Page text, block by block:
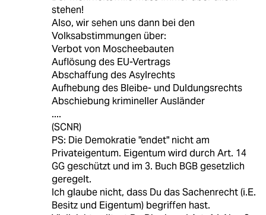
stehen!
Also, wir sehen uns dann bei den
Volksabstimmungen über:
Verbot von Moscheebauten
Auflösung des EU-Vertrags
Abschaffung des Asylrechts
Aufhebung des Bleibe- und Duldungsrechts
Abschiebung krimineller Ausländer
....
(SCNR)
PS: Die Demokratie "endet" nicht am
Privateigentum. Eigentum wird durch Art. 14
GG geschützt und im 3. Buch BGB gesetzlich
geregelt.
Ich glaube nicht, dass Du das Sachenrecht (i.E.
Besitz und Eigentum) begriffen hast.